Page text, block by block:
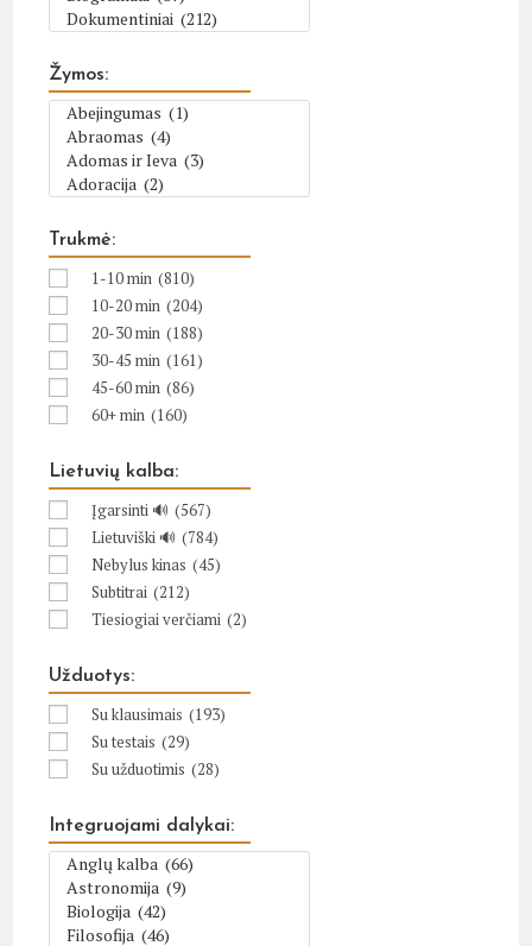
Žymos:
Trukmė:
1-10 min (810)
10-20 min (204)
20-30 min (188)
30-45 min (161)
45-60 min (86)
60+ min (160)
Lietuvių kalba:
Įgarsinti 🔊 (567)
Lietuviški 🔊 (784)
Nebylus kinas (45)
Subtitrai (212)
Tiesiogiai verčiami (2)
Užduotys:
Su klausimais (193)
Su testais (29)
Su užduotimis (28)
Integruojami dalykai: